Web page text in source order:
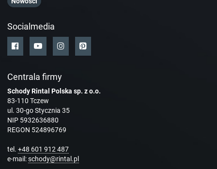
Socialmedia
Centrala firmy
Schody Rintal Polska sp. z o.o.
83-110 Tczew
ul. 30-go Stycznia 35
NIP 5932636880
REGON 524896769
tel. +48 601 912 487
e-mail:schody@rintal.pl